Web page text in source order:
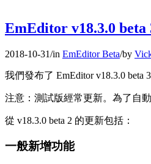
EmEditor v18.3.0 beta
2018-10-31/in EmEditor Beta/by
我們發布了 EmEditor v18.3.0 beta 3
注意：測試版經常更新。為了自
從 v18.3.0 beta 2 的更新包括：
一般新增功能